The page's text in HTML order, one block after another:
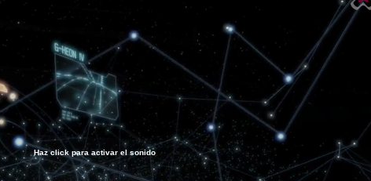
Haz click para activar el sonido